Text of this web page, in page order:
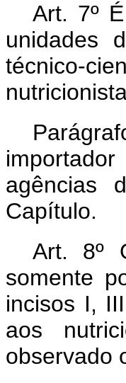
Art. 7º
unidades
técnico-
agências
Capítulo.
Art. 8º
somente
incisos I,
aos
observado